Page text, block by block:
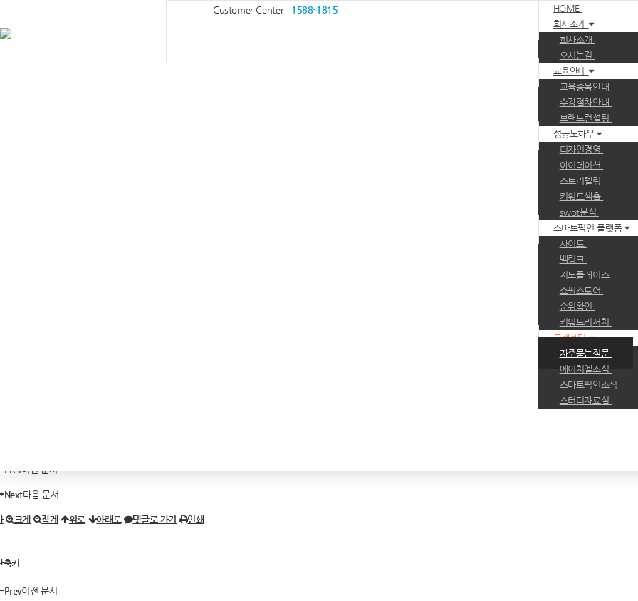
Customer Center 1588-1815
HOME
회사소개
회사소개
오시는길
교육안내
교육종목안내
수강절차안내
브랜드컨설팅
성공노하우
디자인경영
아이데이션
스토리텔링
키워드색출
swot분석
스마트픽인 플랫폼
사이트
백링크
지도플레이스
쇼핑스토어
순위확인
키워드리서치
고객센터
자주묻는질문
에이치엘소식
스마트픽인소식
스터디자료실
Prev이전 문서
Next다음 문서
크게 작게 위로 아래로 댓글로 가기 인쇄
축키
Prev이전 문서